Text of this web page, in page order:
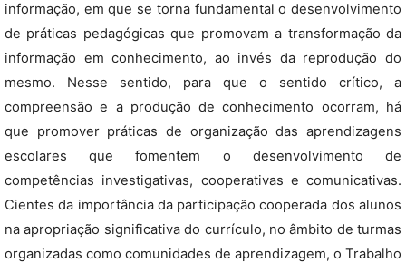
informação, em que se torna fundamental o desenvolvimento
de práticas pedagógicas que promovam a transformação da
informação em conhecimento, ao invés da reprodução do
mesmo. Nesse sentido, para que o sentido crítico, a
compreensão e a produção de conhecimento ocorram, há
que promover práticas de organização das aprendizagens
escolares que fomentem o desenvolvimento de
competências investigativas, cooperativas e comunicativas.
Cientes da importância da participação cooperada dos alunos
na apropriação significativa do currículo, no âmbito de turmas
organizadas como comunidades de aprendizagem, o Trabalho